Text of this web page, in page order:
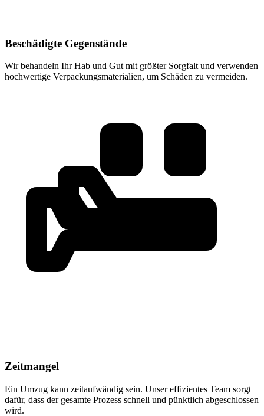
Beschädigte Gegenstände
Wir behandeln Ihr Hab und Gut mit größter Sorgfalt und verwenden
hochwertige Verpackungsmaterialien, um Schäden zu vermeiden.
Zeitmangel
Ein Umzug kann zeitaufwändig sein. Unser effizientes Team sorgt
dafür, dass der gesamte Prozess schnell und pünktlich abgeschlossen
wird.